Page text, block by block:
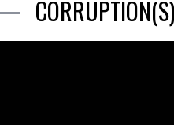
CORRUPTION(S)